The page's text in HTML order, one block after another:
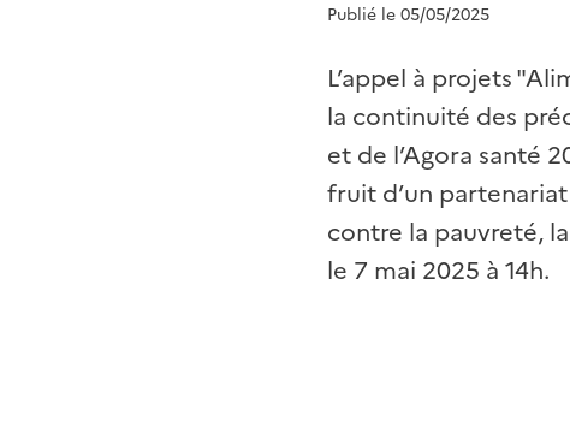
Publié le 05/05/2025
L’appel à projets
la continuité des
et de l’Agora santé
fruit d’un partenariat
contre la pauvreté,
le 7 mai 2025 à 14h.